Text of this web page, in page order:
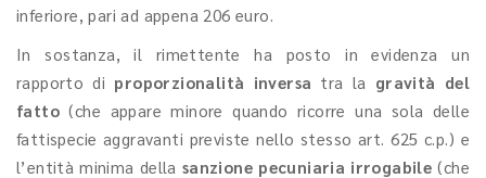
inferiore, pari ad appena 206 euro.
In sostanza, il rimettente ha posto in evidenza un
rapporto di proporzionalità inversa tra la gravità del
fatto(che appare minore quando ricorre una sola delle
fattispecie aggravanti previste nello stesso art. 625 c.p.) e
l’entità minima della sanzione pecuniaria irrogabile(che